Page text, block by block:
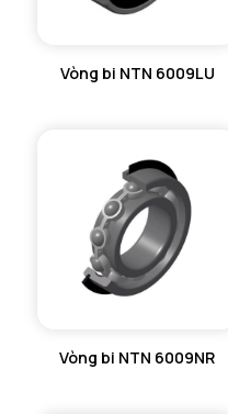
Vòng bi NTN 6009LU
Vòng bi NTN 6009NR